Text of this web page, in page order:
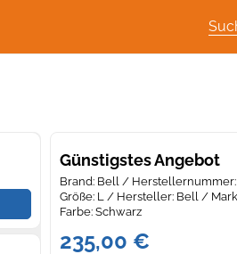
Günstigstes Angebot
Brand: Bell /
Größe: L / Hersteller: Bell /
Farbe: Schwarz
235,00 €